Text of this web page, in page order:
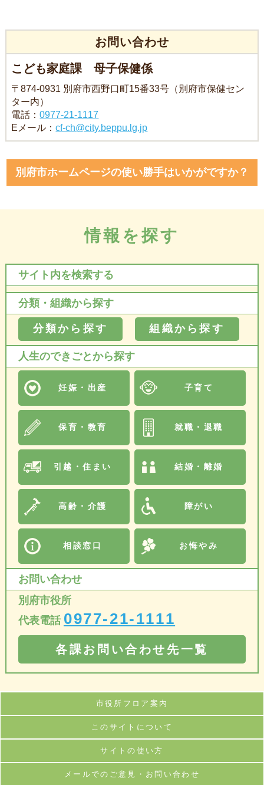
お問い合わせ
こども家庭課 母子保健係
〒874-0931 別府市西野口町15番33号（別府市保健セン
ター内）
電話：0977-21-1117
Eメール：cf-ch@city.beppu.lg.jp
別府市ホームページの使い勝手はいかがですか？
情報を探す
サイト内を検索する
分類・組織から探す
分類から探す 組織から探す
人生のできごとから探す
妊娠・出産 子育て
保育・教育 就職・退職
引越・住まい 結婚・離婚
高齢・介護 障がい
相談窓口 お悔やみ
お問い合わせ
別府市役所
代表電話 0977-21-1111
各課お問い合わせ先一覧
市役所フロア案内
このサイトについて
サイトの使い方
メールでのご意見・お問い合わせ